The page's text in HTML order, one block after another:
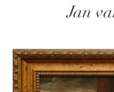
Jan